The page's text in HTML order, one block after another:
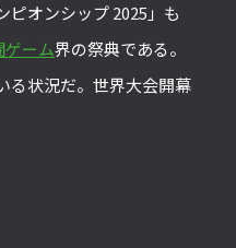
ピオンシップ 2025」も
ゲーム界の祭典である。
る状況だ。世界大会開幕